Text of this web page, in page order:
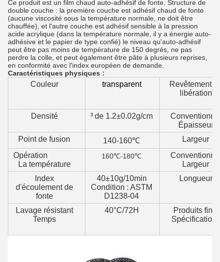
Ce produit est un film chaud auto-adhésif de fonte. Structure de
double couche : la première couche est adhésif chaud de fonte
(aucune viscosité sous la température normale, ne doit être
chauffée), et l'autre couche est adhésif sensible à la pression
acide acrylique (dans la température normale, il y a énergie auto-
adhésive et le papier de type confié) le niveau qu'auto-adhésif
peut être pas moins de température de 150 degrés, ne pas
perdre la colle, et peut également être pâte à plusieurs reprises,
en conformité avec l'index européen de demande.
Caractéristiques physiques :
Couleur transparent
Revêtement
libération
Densité ³ de 1.2±0.02g/cm
Épaisseur
Point de fusion
140-160℃
Largeur
Opération
La température
160℃-180℃
Largeur
Index
d'écoulement de
fonte
40±10g/10min
Condition : ASTM
D1238-04
Longueur
Lavage résistant
Temps
40°C/72H
Produits finis
Spécifications